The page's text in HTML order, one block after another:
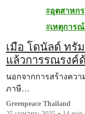
อุตสาหก
เหตุการ
เมื่อ โดนัลด์ ทรัม
แล้วการรณรงค์
นอกจากการสร้างคว
ภาษี…
Greenpeace Thailand